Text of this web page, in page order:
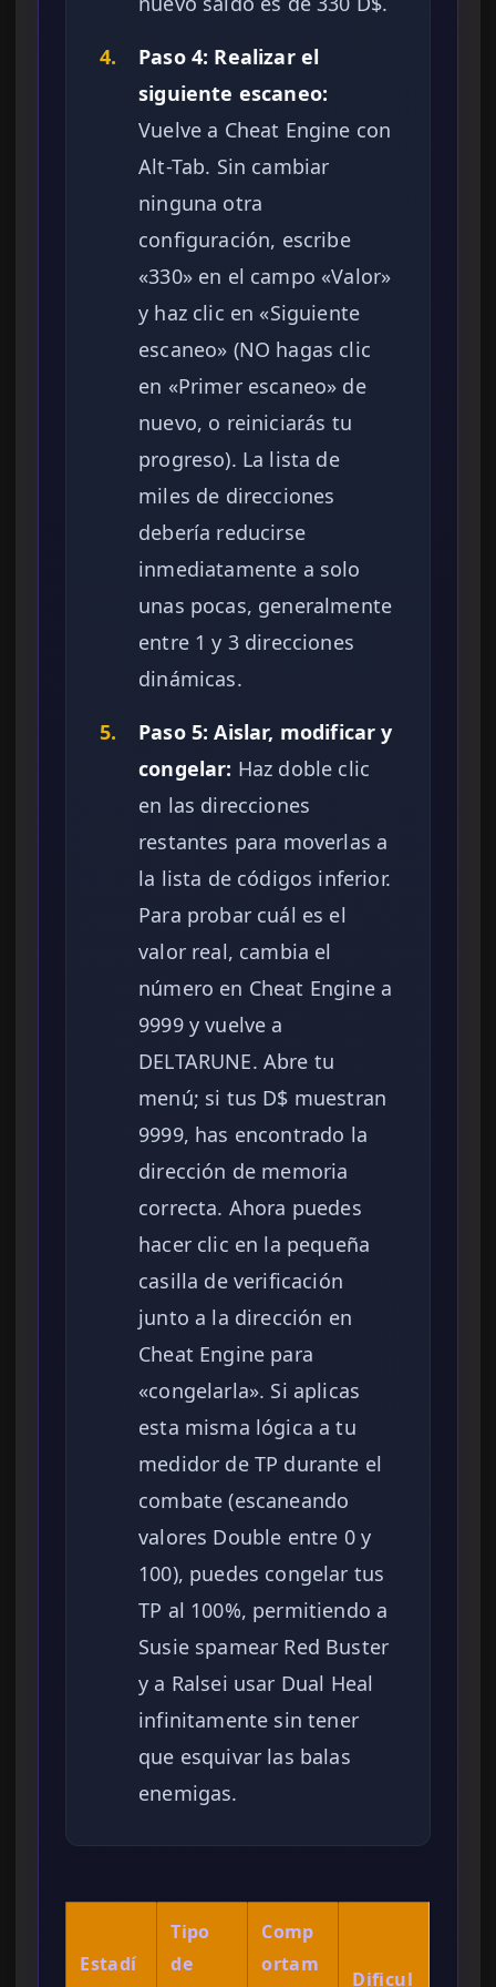
4.
Paso 4: Realizar el
siguiente escaneo:
Vuelve a Cheat Engine con
Alt-Tab. Sin cambiar
ninguna otra
configuración, escribe
«330» en el campo «Valor»
y haz clic en «Siguiente
escaneo» (NO hagas clic
en «Primer escaneo» de
nuevo, o reiniciarás tu
progreso). La lista de
miles de direcciones
debería reducirse
inmediatamente a solo
unas pocas, generalmente
entre 1 y 3 direcciones
dinámicas.
5.
Paso 5: Aislar, modificar y
congelar: Haz doble clic
en las direcciones
restantes para moverlas a
la lista de códigos inferior.
Para probar cuál es el
valor real, cambia el
número en Cheat Engine a
9999 y vuelve a
DELTARUNE. Abre tu
menú; si tus D$ muestran
9999, has encontrado la
dirección de memoria
correcta. Ahora puedes
hacer clic en la pequeña
casilla de verificación
junto a la dirección en
Cheat Engine para
«congelarla». Si aplicas
esta misma lógica a tu
medidor de TP durante el
combate (escaneando
valores Double entre 0 y
100), puedes congelar tus
TP al 100%, permitiendo a
Susie spamear Red Buster
y a Ralsei usar Dual Heal
infinitamente sin tener
que esquivar las balas
enemigas.
Estadí
Tipo
de
Comp
ortam
Dificul